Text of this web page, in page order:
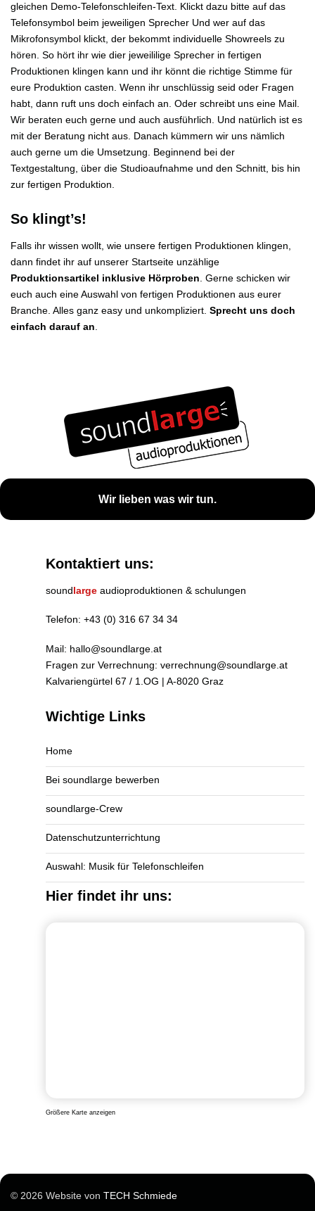
gleichen Demo-Telefonschleifen-Text. Klickt dazu bitte auf das
Telefonsymbol beim jeweiligen Sprecher Und wer auf das
Mikrofonsymbol klickt, der bekommt individuelle Showreels zu
hören. So hört ihr wie dier jeweililige Sprecher in fertigen
Produktionen klingen kann und ihr könnt die richtige Stimme für
eure Produktion casten. Wenn ihr unschlüssig seid oder Fragen
habt, dann ruft uns doch einfach an. Oder schreibt uns eine Mail.
Wir beraten euch gerne und auch ausführlich. Und natürlich ist es
mit der Beratung nicht aus. Danach kümmern wir uns nämlich
auch gerne um die Umsetzung. Beginnend bei der
Textgestaltung, über die Studioaufnahme und den Schnitt, bis hin
zur fertigen Produktion.
So klingt’s!
Falls ihr wissen wollt, wie unsere fertigen Produktionen klingen,
dann findet ihr auf unserer Startseite unzählige
Produktionsartikel inklusive Hörproben . Gerne schicken wir
euch auch eine Auswahl von fertigen Produktionen aus eurer
Branche. Alles ganz easy und unkompliziert. Sprecht uns doch
einfach darauf an
Wir lieben was wir tun.
Kontaktiert uns:
soundlarge audioproduktionen & schulungen
Telefon: +43 (0) 316 67 34 34
Mail: hallo@soundlarge.at
Fragen zur Verrechnung: verrechnung@soundlarge.at
Kalvariengürtel 67 / 1.OG | A-8020 Graz
Wichtige Links
Home
Bei soundlarge bewerben
soundlarge-Crew
Datenschutzunterrichtung
Auswahl: Musik für Telefonschleifen
Hier findet ihr uns:
Größere Karte anzeigen
© 2026 Website von TECH Schmiede